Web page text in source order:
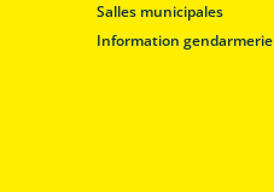
Salles municipales
Information gendarmerie